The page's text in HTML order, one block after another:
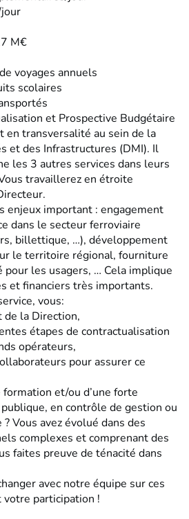
M€
voyages annuels
scolaires
et Prospective Budgétaire
en transversalité au sein de la
et des Infrastructures (DMI). Il
les 3 autres services dans leurs
travaillerez en étroite
enjeux important : engagement
dans le secteur ferroviaire
billettique, …), développement
le territoire régional, fourniture
pour les usagers, … Cela implique
et financiers très importants.
vous:
de la Direction,
étapes de contractualisation
opérateurs,
pour assurer ce
formation et/ou d’une forte
en contrôle de gestion ou
Vous avez évolué dans des
complexes et comprenant des
faites preuve de ténacité dans
avec notre équipe sur ces
votre participation !